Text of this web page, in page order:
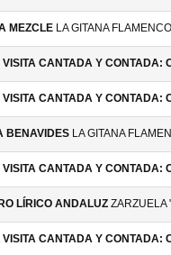
MEZCLE LA GITANA
VISITA CANTADA Y CONTADA:
VISITA CANTADA Y CONTADA:
BENAVIDES LA GITANA
VISITA CANTADA Y CONTADA:
LÍRICO ANDALUZ ZARZUELA
VISITA CANTADA Y CONTADA: